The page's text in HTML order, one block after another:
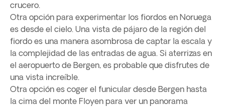
crucero.
Otra opción para experimentar los fiordos en Noruega
es desde el cielo. Una vista de pájaro de la región del
fiordo es una manera asombrosa de captar la escala y
la complejidad de las entradas de agua. Si aterrizas en
el aeropuerto de Bergen, es probable que disfrutes de
una vista increíble.
Otra opción es coger el funicular desde Bergen hasta
la cima del monte Floyen para ver un panorama